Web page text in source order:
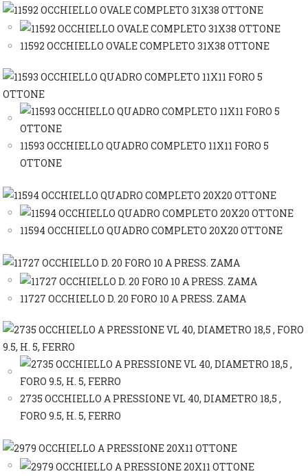
11592 OCCHIELLO OVALE COMPLETO 31X38 OTTONE
11593 OCCHIELLO QUADRO COMPLETO 11X11 FORO 5
OTTONE
11594 OCCHIELLO QUADRO COMPLETO 20X20 OTTONE
11727 OCCHIELLO D. 20 FORO 10 A PRESS. ZAMA
2735 OCCHIELLO A PRESSIONE VL 40, DIAMETRO 18,5 ,
FORO 9.5, H. 5, FERRO